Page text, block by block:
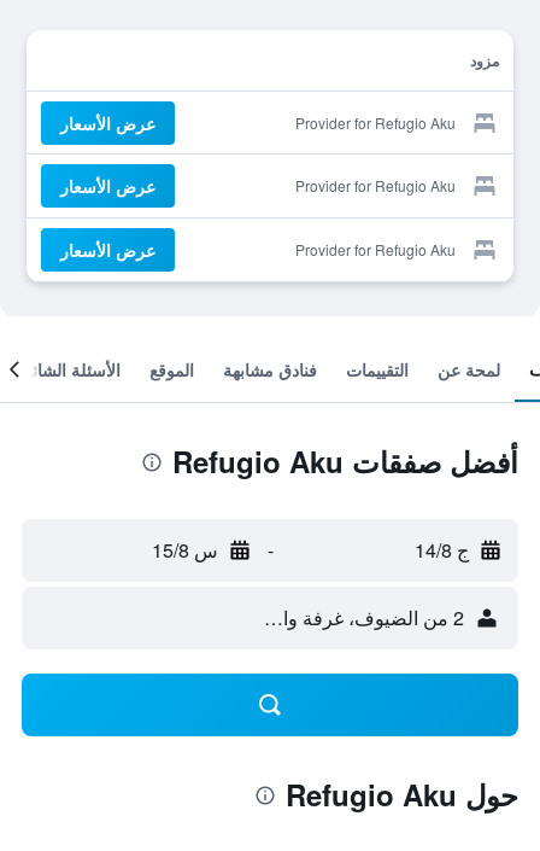
مزود
Provider for Refugio Aku عرض الأسعار
Provider for Refugio Aku عرض الأسعار
Provider for Refugio Aku عرض الأسعار
لمحة عن التقييمات فنادق مشابهة الموقع الأسئلة الشائعة
أفضل صفقات Refugio Aku
ج 14/8 - س 15/8
2 من الضيوف، غرفة واحدة
حول Refugio Aku